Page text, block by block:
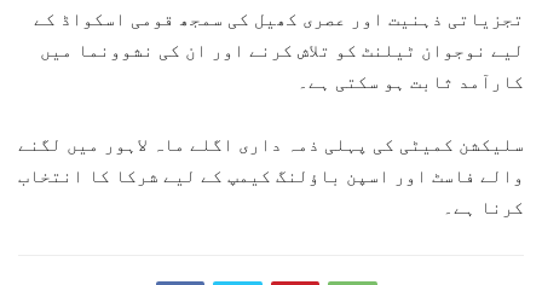
تجزیاتی ذہنیت اور عصری کھیل کی سمجھ قومی اسکواڈ کے
لیے نوجوان ٹیلنٹ کو تلاش کرنے اور ان کی نشوونما میں
کارآمد ثابت ہو سکتی ہے۔
سلیکشن کمیٹی کی پہلی ذمہ داری اگلے ماہ لاہور میں لگنے
والے فاسٹ اور اسپن باؤلنگ کیمپ کے لیے شرکا کا انتخاب
کرنا ہے۔